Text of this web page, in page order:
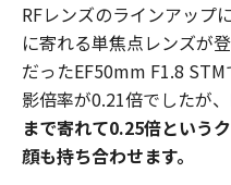
RFレンズのラインアップ
に寄れる単焦点レンズが
だったEF50mm F1.8
影倍率が0.21倍でしたが、
まで寄れて0.25倍という
顔も持ち合わせます。